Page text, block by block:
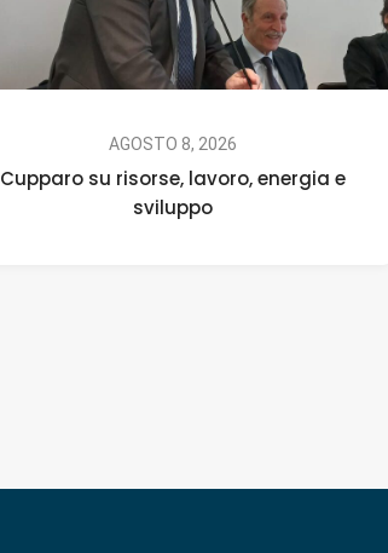
AGOSTO 8, 2026
Cupparo su risorse, lavoro, energia e
sviluppo